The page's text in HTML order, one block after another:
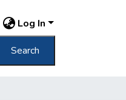
Log In
Search